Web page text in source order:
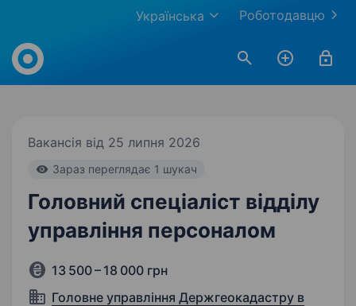
Роботодавцю
Українська
Work.ua
Вакансія від 25 липня 2026
Зараз переглядає 1 шукач
Головний спеціаліст відділу
управління персоналом
13 500 – 18 000 грн
Головне управління Держгеокадастру в